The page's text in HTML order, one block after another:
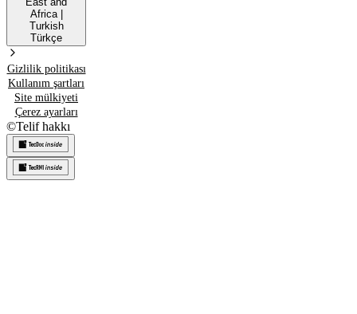
Africa|
Turkish
Türkçe
Gizlilik politikası
Kullanım şartları
Site mülkiyeti
Çerez ayarları
©Telif hakkı